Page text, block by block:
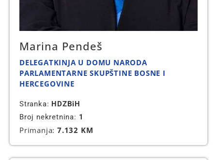
Marina Pendeš
DELEGATKINJA U DOMU NARODA
PARLAMENTARNE SKUPŠTINE BOSNE I
HERCEGOVINE
Stranka: HDZBiH
Broj nekretnina: 1
Primanja: 7.132 KM